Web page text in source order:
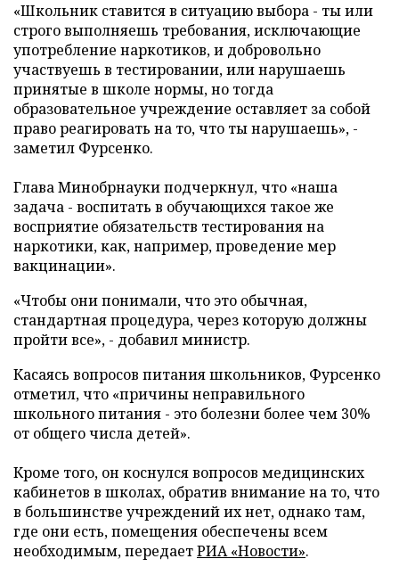
«Школьник ставится в ситуацию выбора - ты или
строго выполняешь требования, исключающие
употребление наркотиков, и добровольно
участвуешь в тестировании, или нарушаешь
принятые в школе нормы, но тогда
образовательное учреждение оставляет за собой
право реагировать на то, что ты нарушаешь», -
заметил Фурсенко.
Глава Минобрнауки подчеркнул, что «наша
задача - воспитать в обучающихся такое же
восприятие обязательств тестирования на
наркотики, как, например, проведение мер
вакцинации».
«Чтобы они понимали, что это обычная,
стандартная процедура, через которую должны
пройти все», - добавил министр.
Касаясь вопросов питания школьников, Фурсенко
отметил, что «причины неправильного
школьного питания - это болезни более чем 30%
от общего числа детей».
Кроме того, он коснулся вопросов медицинских
кабинетов в школах, обратив внимание на то, что
в большинстве учреждений их нет, однако там,
где они есть, помещения обеспечены всем
необходимым, передаетРИА «Новости».